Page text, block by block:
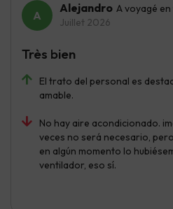
Alejandro A voyagé
Juillet 2026
El trato del personal es
amable.
No hay aire acondicionado.
veces no será necesario,
en algún momento lo
ventilador, eso sí.
Très bien